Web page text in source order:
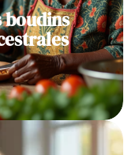
boudins